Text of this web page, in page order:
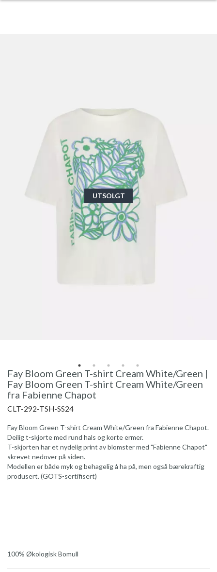
UTSOLGT
Fay Bloom Green T-shirt Cream White/Green |
Fay Bloom Green T-shirt Cream White/Green
fra Fabienne Chapot
CLT-292-TSH-SS24
Fay Bloom Green T-shirt Cream White/Green fra Fabienne Chapot.
Deilig t-skjorte med rund hals og korte ermer.
T-skjorten har et nydelig print av blomster med "Fabienne Chapot"
skrevet nedover på siden.
Modellen er både myk og behagelig å ha på, men også bærekraftig
produsert. (GOTS-sertifisert)
100% Økologisk Bomull